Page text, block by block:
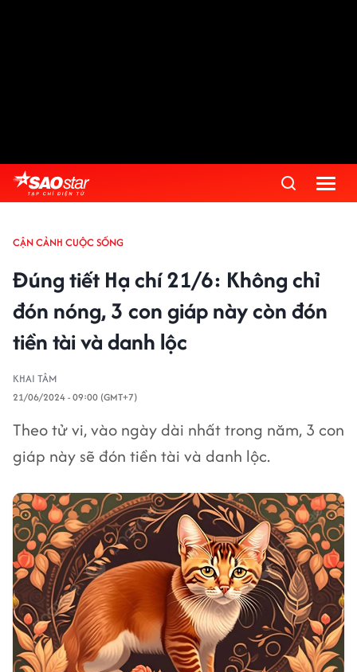
CẬN CẢNH CUỘC SỐNG
Đúng tiết Hạ chí 21/6: Không chỉ
đón nóng, 3 con giáp này còn đón
tiền tài và danh lộc
KHAI TÂM
21/06/2024 - 09:00 (GMT+7)
Theo tử vi, vào ngày dài nhất trong năm, 3 con
giáp này sẽ đón tiền tài và danh lộc.